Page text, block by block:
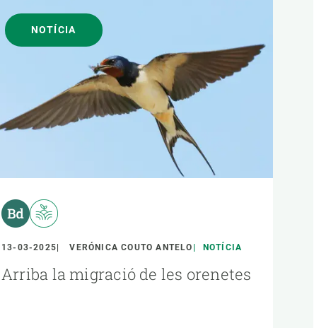
NOTÍCIA
13-03-2025 VERÓNICA COUTO ANTELO NOTÍCIA
Arriba la migració de les orenetes